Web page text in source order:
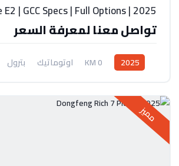
تواصل معنا لمعرفة السعر
2025
0 KM اوتوماتيك بترول
مميز